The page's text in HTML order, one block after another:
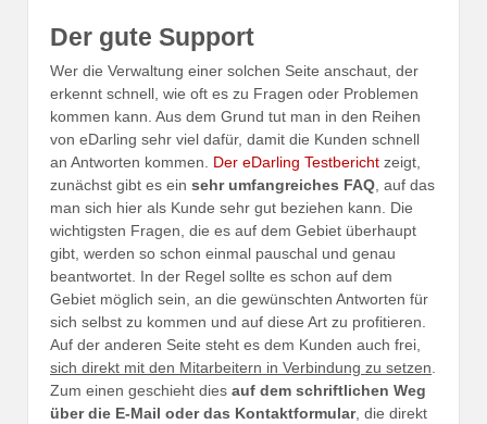
Der gute Support
Wer die Verwaltung einer solchen Seite anschaut, der
erkennt schnell, wie oft es zu Fragen oder Problemen
kommen kann. Aus dem Grund tut man in den Reihen
von eDarling sehr viel dafür, damit die Kunden schnell
an Antworten kommen. Der eDarling Testbericht zeigt,
zunächst gibt es ein sehr umfangreiches FAQ, auf das
man sich hier als Kunde sehr gut beziehen kann. Die
wichtigsten Fragen, die es auf dem Gebiet überhaupt
gibt, werden so schon einmal pauschal und genau
beantwortet. In der Regel sollte es schon auf dem
Gebiet möglich sein, an die gewünschten Antworten für
sich selbst zu kommen und auf diese Art zu profitieren.
Auf der anderen Seite steht es dem Kunden auch frei,
sich direkt mit den Mitarbeitern in Verbindung zu setzen.
Zum einen geschieht dies auf dem schriftlichen Weg
über die E-Mail oder das Kontaktformular, die direkt